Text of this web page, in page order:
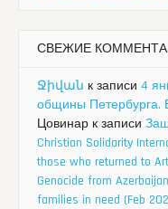
СВЕЖИЕ
Ջիվան к записи 4
общины Петербурга.
Цовинар к записи
Christian Solidarity
those who returned to
Genocide from Azerbaijan
families in need (Feb